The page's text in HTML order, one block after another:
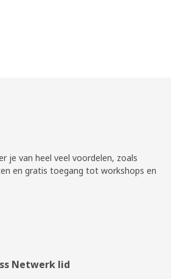
je van heel veel voordelen, zoals
en gratis toegang tot workshops en
Netwerk lid